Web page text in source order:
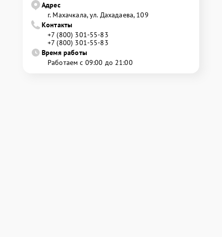
Адрес
г. Махачкала, ул. Дахадаева, 109
Контакты
+7 (800) 301-55-83
+7 (800) 301-55-83
Время работы
Работаем с 09:00 до 21:00